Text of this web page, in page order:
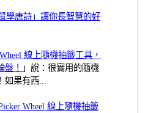
學唐詩」讓你長智慧的好
線上隨機抽籤工具，
盤！
」說：很實用的隨機
果有西...
Wheel 線上隨機抽籤